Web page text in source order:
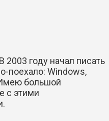
году начал писать
поехало: Windows,
Имею большой
с этими